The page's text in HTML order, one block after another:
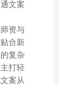
文案
资与
合新
复杂
打轻
案从